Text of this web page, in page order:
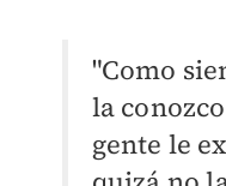
"Como
la
gente le